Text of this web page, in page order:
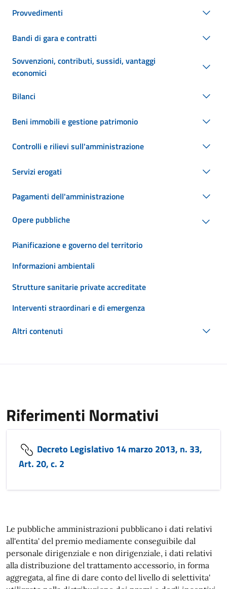
Provvedimenti
Bandi di gara e contratti
Sovvenzioni, contributi, sussidi, vantaggi
economici
Bilanci
Beni immobili e gestione patrimonio
Controlli e rilievi sull'amministrazione
Servizi erogati
Pagamenti dell'amministrazione
Opere pubbliche
Pianificazione e governo del territorio
Informazioni ambientali
Strutture sanitarie private accreditate
Interventi straordinari e di emergenza
Altri contenuti
Riferimenti Normativi
Decreto Legislativo 14 marzo 2013, n. 33,
Art. 20, c. 2
Le pubbliche amministrazioni pubblicano i dati relativi
all'entita' del premio mediamente conseguibile dal
personale dirigenziale e non dirigenziale, i dati relativi
alla distribuzione del trattamento accessorio, in forma
aggregata, al fine di dare conto del livello di selettivita'